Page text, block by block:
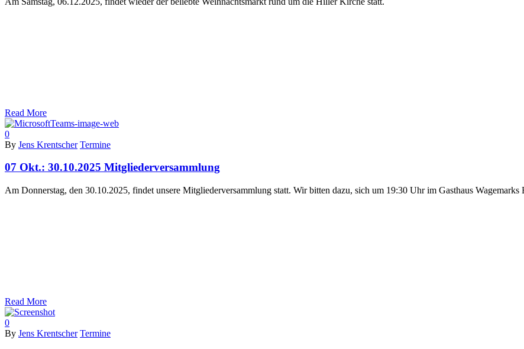
Read More
0
By Jens Krentscher Termine
07 Okt.: 30.10.2025 Mitgliederversammlung
Am Donnerstag, den 30.10.2025, findet unsere Mitgliederversammlung statt. Wir bitten dazu, sich um 19:30 Uhr im Gasthaus Wagemarks
Read More
0
By Jens Krentscher Termine